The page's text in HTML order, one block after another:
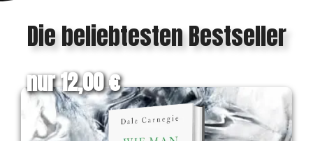
Die beliebtesten Bestseller
nur 12,00 €